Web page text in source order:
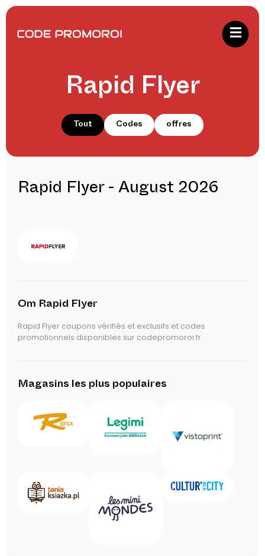
Rapid Flyer
Tout Codes offres
Rapid Flyer - August 2026
Om Rapid Flyer
Rapid Flyer coupons vérifiés et exclusifs et codes
promotionnels disponibles sur codepromoroi.fr
Magasins les plus populaires